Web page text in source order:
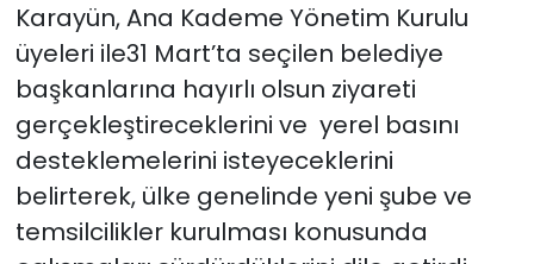
Karayün, Ana Kademe Yönetim Kurulu
üyeleri ile31 Mart’ta seçilen belediye
başkanlarına hayırlı olsun ziyareti
gerçekleştireceklerini ve yerel basını
desteklemelerini isteyeceklerini
belirterek, ülke genelinde yeni şube ve
temsilcilikler kurulması konusunda